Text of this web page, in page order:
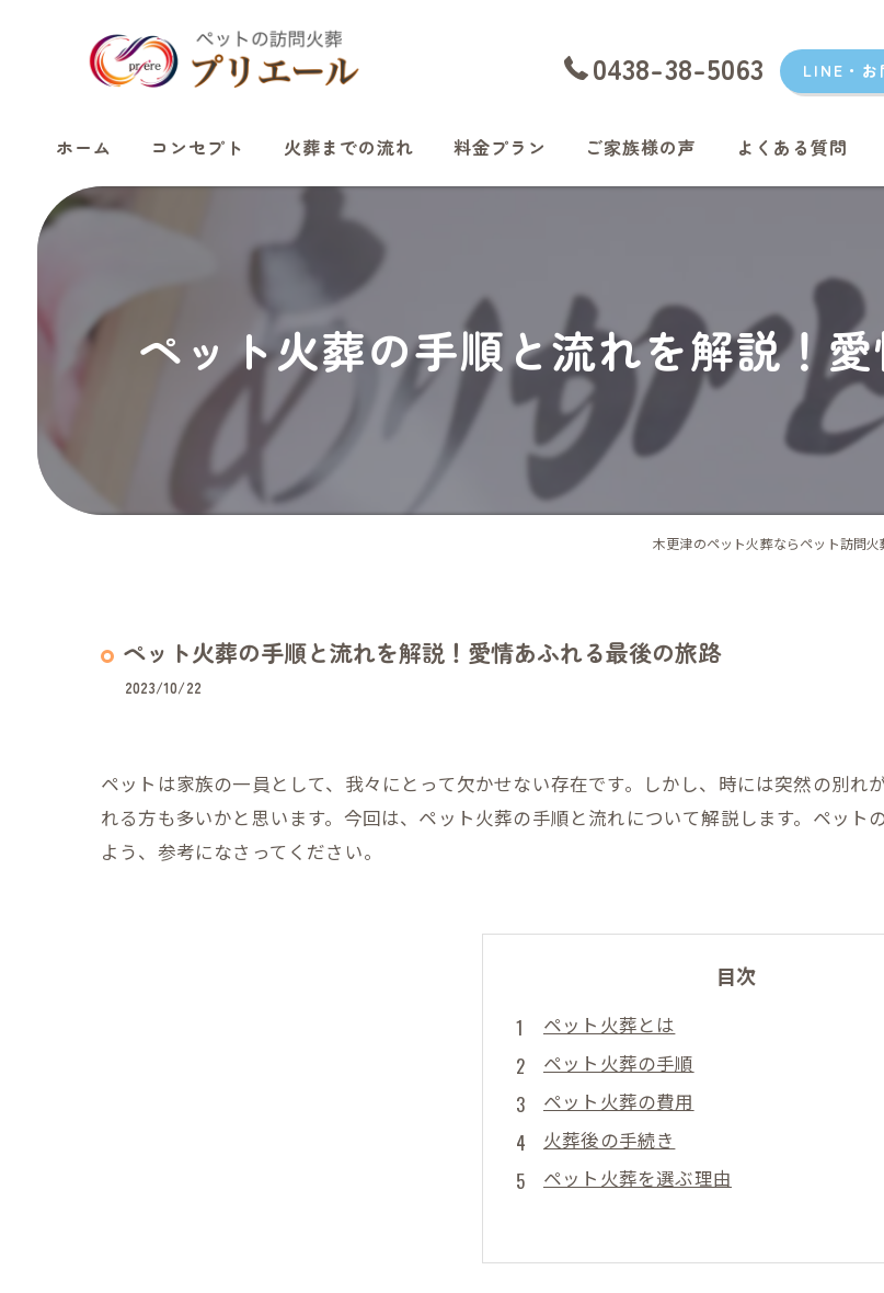
0438-38-5063 LINE・お
ホーム コンセプト 火葬までの流れ 料金プラン ご家族様の声 よくある質問
ペット火葬の手順と流れを解説！
木更津のペット火葬ならペット訪問火
ペット火葬の手順と流れを解説！愛情あふれる最後の旅路
2023/10/22
ペットは家族の一員として、我々にとって欠かせない存在です。しかし、時には突然の別
れる方も多いかと思います。今回は、ペット火葬の手順と流れについて解説します。ペッ
よう、参考になさってください。
目次
ペット火葬とは
ペット火葬の手順
ペット火葬の費用
火葬後の手続き
ペット火葬を選ぶ理由